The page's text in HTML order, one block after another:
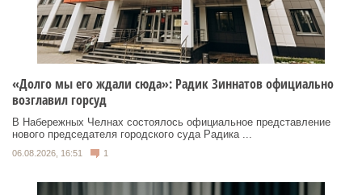
«Долго мы его ждали сюда»: Радик Зиннатов официально
возглавил горсуд
В Набережных Челнах состоялось официальное представление
нового председателя городского суда Радика ...
06.08.2026, 16:51 1